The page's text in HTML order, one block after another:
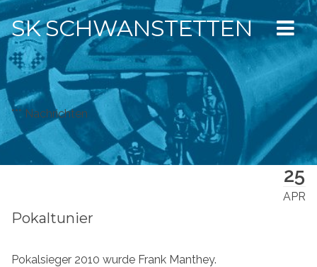
SK SCHWANSTETTEN
*** Nachrichten
25
APR
Pokaltunier
Pokalsieger 2010 wurde Frank Manthey.